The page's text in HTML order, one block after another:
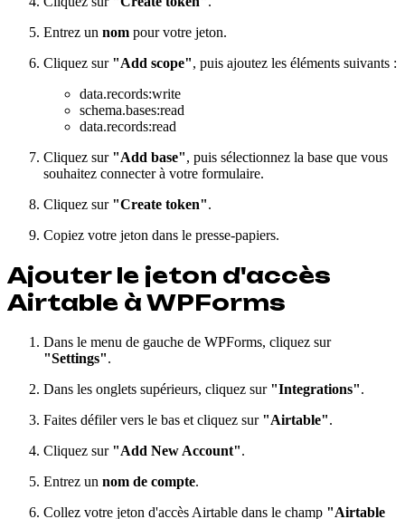
Entrez un nom pour votre jeton.
Cliquez sur "Add scope", puis ajoutez les éléments suivants :
data.records:write
schema.bases:read
data.records:read
Cliquez sur "Add base", puis sélectionnez la base que vous
souhaitez connecter à votre formulaire.
Cliquez sur "Create token".
Copiez votre jeton dans le presse-papiers.
Ajouter le jeton d'accès
Airtable à WPForms
Dans le menu de gauche de WPForms, cliquez sur
"Settings".
Dans les onglets supérieurs, cliquez sur "Integrations".
Faites défiler vers le bas et cliquez sur "Airtable".
Cliquez sur "Add New Account".
Entrez un nom de compte.
Collez votre jeton d'accès Airtable dans le champ "Airtable